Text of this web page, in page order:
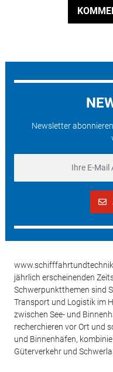
Newsletter
jährlich erscheinenden
Schwerpunktthemen sind
Transport und Logistik im
zwischen See- und
recherchieren vor Ort und
und Binnenhäfen,
Güterverkehr und